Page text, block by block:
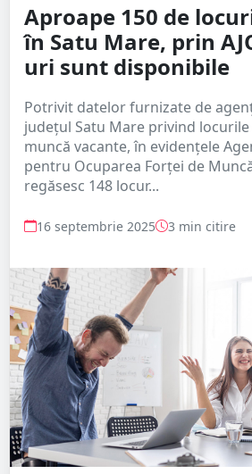
Aproape 150 de
în Satu Mare, prin
uri sunt disponibile
Potrivit datelor furnizate de
județul Satu Mare privind
muncă vacante, în evidențele
pentru Ocuparea Forței de
regăsesc 148 locur...
16 septembrie 2025 3 min citire